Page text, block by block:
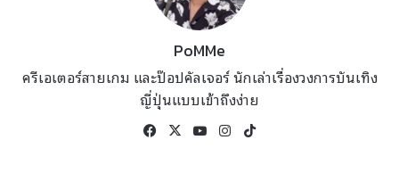
PoMMe
ครีเอเตอร์สายเกม และป๊อปคัลเจอร์ นักเล่าเรื่องวงการบันเทิง
ญี่ปุ่นแบบเข้าถึงง่าย
Facebook
X YouTubeInstagram